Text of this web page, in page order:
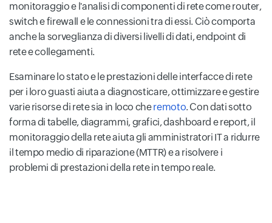
monitoraggio e l'analisi di componenti di rete come router,
switch e firewall e le connessioni tra di essi. Ciò comporta
anche la sorveglianza di diversi livelli di dati, endpoint di
rete e collegamenti.
Esaminare lo stato e le prestazioni delle interfacce di rete
per i loro guasti aiuta a diagnosticare, ottimizzare e gestire
varie risorse di rete sia in loco cheremoto. Con dati sotto
forma di tabelle, diagrammi, grafici, dashboard e report, il
monitoraggio della rete aiuta gli amministratori IT a ridurre
il tempo medio di riparazione (MTTR) e a risolvere i
problemi di prestazioni della rete in tempo reale.